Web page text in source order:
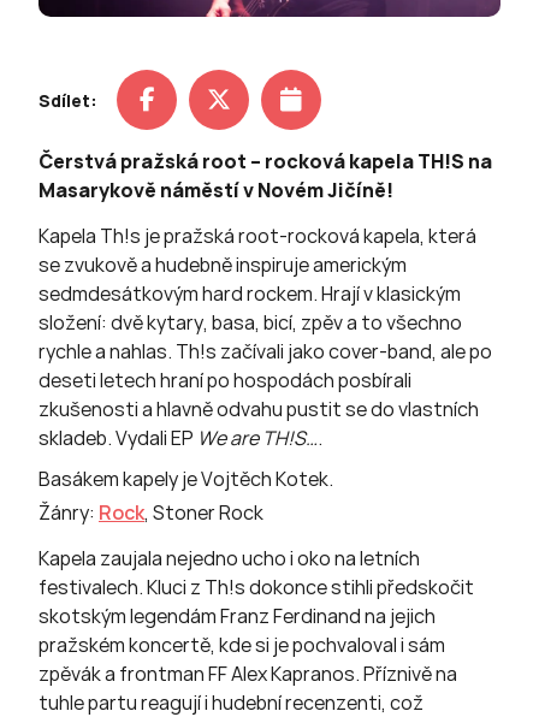
Sdílet:
Čerstvá pražská root – rocková kapela TH!S na
Masarykově náměstí v Novém Jičíně!
Kapela Th!s je pražská root-rocková kapela, která
se zvukově a hudebně inspiruje americkým
sedmdesátkovým hard rockem. Hrají v klasickým
složení: dvě kytary, basa, bicí, zpěv a to všechno
rychle a nahlas. Th!s začívali jako cover-band, ale po
deseti letech hraní po hospodách posbírali
zkušenosti a hlavně odvahu pustit se do vlastních
skladeb. Vydali EP We are TH!S….
Basákem kapely je Vojtěch Kotek.
Žánry: Rock, Stoner Rock
Kapela zaujala nejedno ucho i oko na letních
festivalech. Kluci z Th!s dokonce stihli předskočit
skotským legendám Franz Ferdinand na jejich
pražském koncertě, kde si je pochvaloval i sám
zpěvák a frontman FF Alex Kapranos. Příznivě na
tuhle partu reagují i hudební recenzenti, což